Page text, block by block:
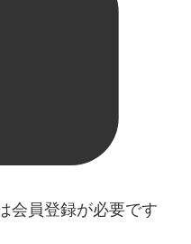
会員登録が必要です